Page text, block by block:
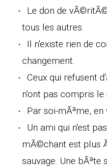
Le don de
tous les autres.
Il n'existe rien de
changement.
Ceux qui refusent
n'ont pas compris le
Par soi-mÃªme,
Un ami qui n'est
mÃ©chant est plus
sauvage. Une bÃªte